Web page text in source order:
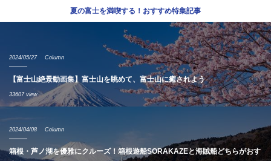
夏の富士を満喫する！おすすめ特集記事
2024/05/27 Column
【富士山絶景動画集】富士山を眺めて、富士山に癒されよう
33607 view
2024/04/08 Column
箱根・芦ノ湖を優雅にクルーズ！箱根遊船SORAKAZEと海賊船どちらがおす